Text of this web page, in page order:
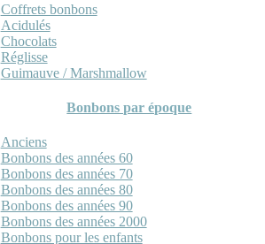
Coffrets bonbons
Acidulés
Chocolats
Réglisse
Guimauve / Marshmallow
Bonbons par époque
Anciens
Bonbons des années 60
Bonbons des années 70
Bonbons des années 80
Bonbons des années 90
Bonbons des années 2000
Bonbons pour les enfants